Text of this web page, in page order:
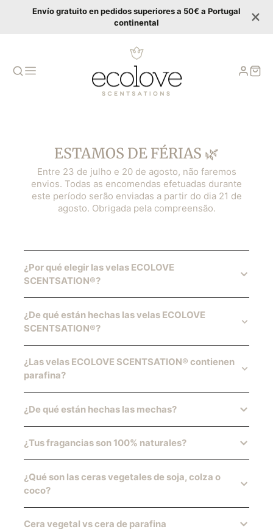
Envío gratuito en pedidos superiores a 50€ a Portugal
continental
ESTAMOS DE FÉRIAS 🌿
Entre 23 de julho e 20 de agosto, não faremos
envios. Todas as encomendas efetuadas durante
este período serão enviadas a partir do dia 21 de
agosto. Obrigada pela compreensão.
¿Por qué elegir las velas ECOLOVE
SCENTSATION®?
¿De qué están hechas las velas ECOLOVE
SCENTSATION®?
¿Las velas ECOLOVE SCENTSATION® contienen
parafina?
¿De qué están hechas las mechas?
¿Tus fragancias son 100% naturales?
¿Qué son las ceras vegetales de soja, colza o
coco?
Cera vegetal vs cera de parafina